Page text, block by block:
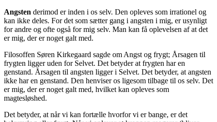
Angsten derimod er inden i os selv. Den opleves som irrationel og
kan ikke deles. For det som sætter gang i angsten i mig, er usynligt
for andre og ofte også for mig selv. Man kan få oplevelsen af at det
er mig, der er noget galt med.
Filosoffen Søren Kirkegaard sagde om Angst og frygt; Årsagen til
frygten ligger uden for Selvet. Det betyder at frygten har en
genstand. Årsagen til angsten ligger i Selvet. Det betyder, at angsten
ikke har en genstand. Den henviser os ligesom tilbage til os selv. Det
er mig, der er noget galt med, hvilket kan opleves som
magtesløshed.
Det betyder, at når vi kan fortælle hvorfor vi er bange, er det